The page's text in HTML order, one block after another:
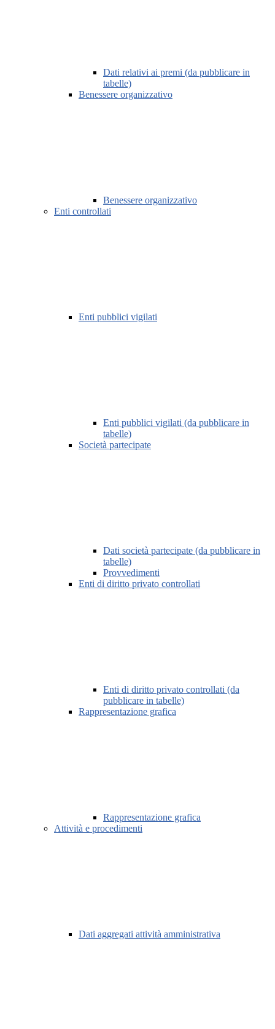
Dati relativi ai premi (da pubblicare in
tabelle)
Benessere organizzativo
Benessere organizzativo
Enti controllati
Enti pubblici vigilati
Enti pubblici vigilati (da pubblicare in
tabelle)
Società partecipate
Dati società partecipate (da pubblicare in
tabelle)
Provvedimenti
Enti di diritto privato controllati
Enti di diritto privato controllati (da
pubblicare in tabelle)
Rappresentazione grafica
Rappresentazione grafica
Attività e procedimenti
Dati aggregati attività amministrativa